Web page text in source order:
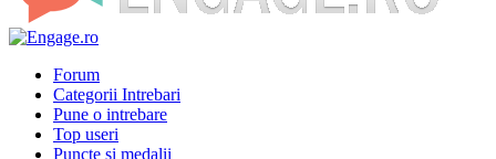
Forum
Categorii Intrebari
Pune o intrebare
Top useri
Puncte si medalii